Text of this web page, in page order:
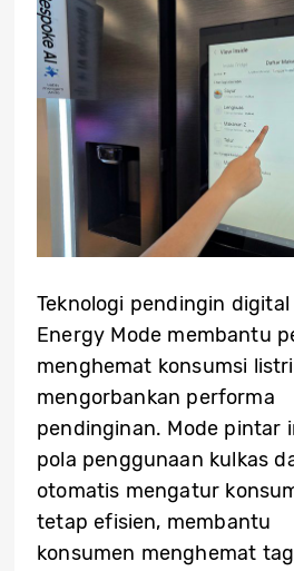
Teknologi pendingin
Energy Mode membantu
menghemat konsumsi
mengorbankan performa
pendinginan. Mode pintar
pola penggunaan kulkas
otomatis mengatur
tetap efisien, membantu
konsumen menghemat